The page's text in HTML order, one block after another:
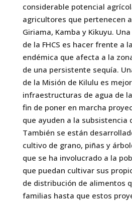
considerable potencial
agricultores que pertenecen
Giriama, Kamba y Kikuyu.
de la FHCS es hacer frente a
endémica que afecta a la
de una persistente sequía.
de la Misión de Kilulu es
infraestructuras de agua de
fin de poner en marcha
que ayuden a la subsistencia
También se están
cultivo de grano, piñas y
que se ha involucrado a la
que puedan cultivar sus
de distribución de alimentos
familias hasta que estos